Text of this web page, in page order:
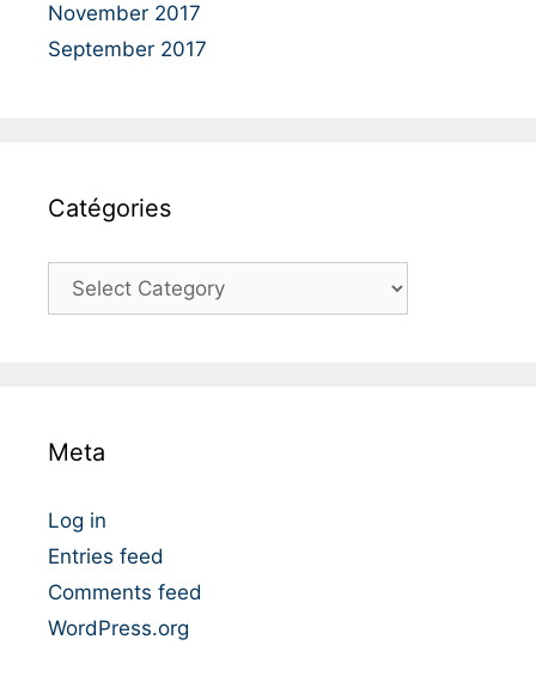
November 2017
September 2017
Catégories
r
e
s
Meta
Log in
Entries feed
Comments feed
WordPress.org